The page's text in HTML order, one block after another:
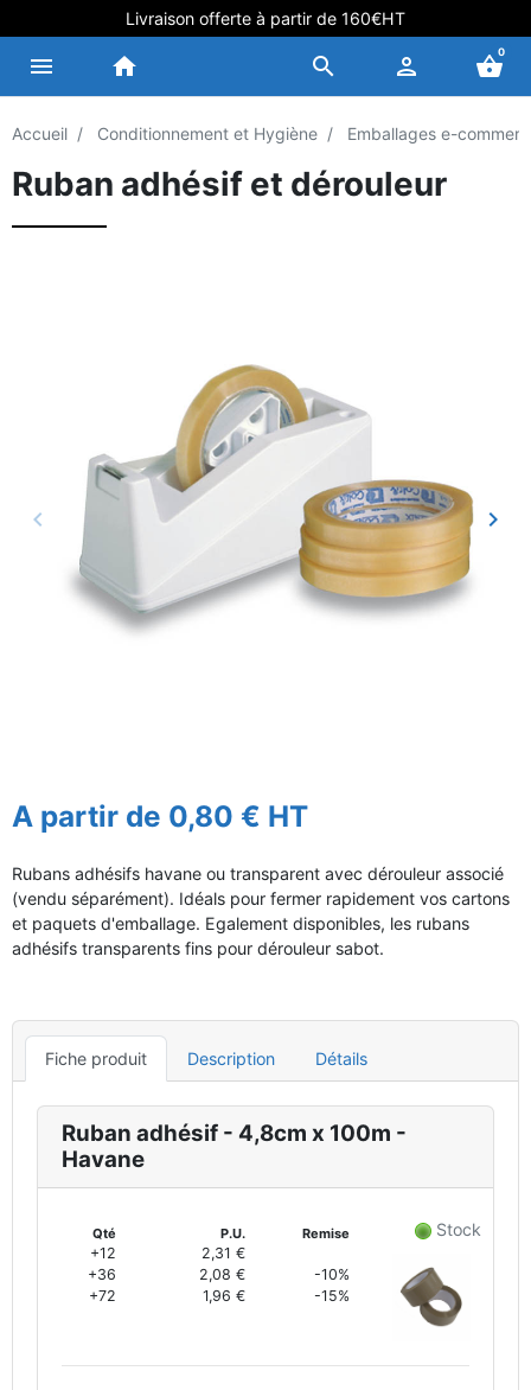
Livraison offerte à partir de 160€HT
menu home search person shopping_basket
0
Accueil Conditionnement et Hygiène Emballages e-
Ruban adhésif et dérouleur
Précédent
keyboard_arrow_left keyboard_arrow_right
A partir de 0,80 € HT
Rubans adhésifs havane ou transparent avec dérouleur associé
(vendu séparément). Idéals pour fermer rapidement vos cartons
et paquets d'emballage. Egalement disponibles, les rubans
adhésifs transparents fins pour dérouleur sabot.
Fiche produit Description Détails
Ruban adhésif - 4,8cm x 100m -
Havane
Qté P.U. Remise
+12
2,31 €
+36
2,08 €
-10%
+72
1,96 € -15%
Stock